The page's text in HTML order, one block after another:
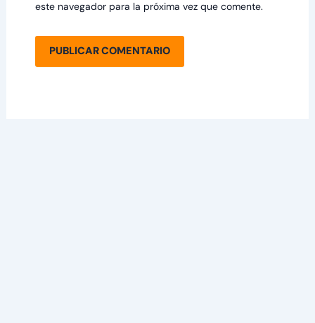
este navegador para la próxima vez que comente.